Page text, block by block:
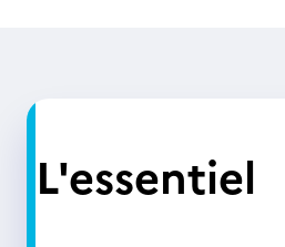
L'essentiel